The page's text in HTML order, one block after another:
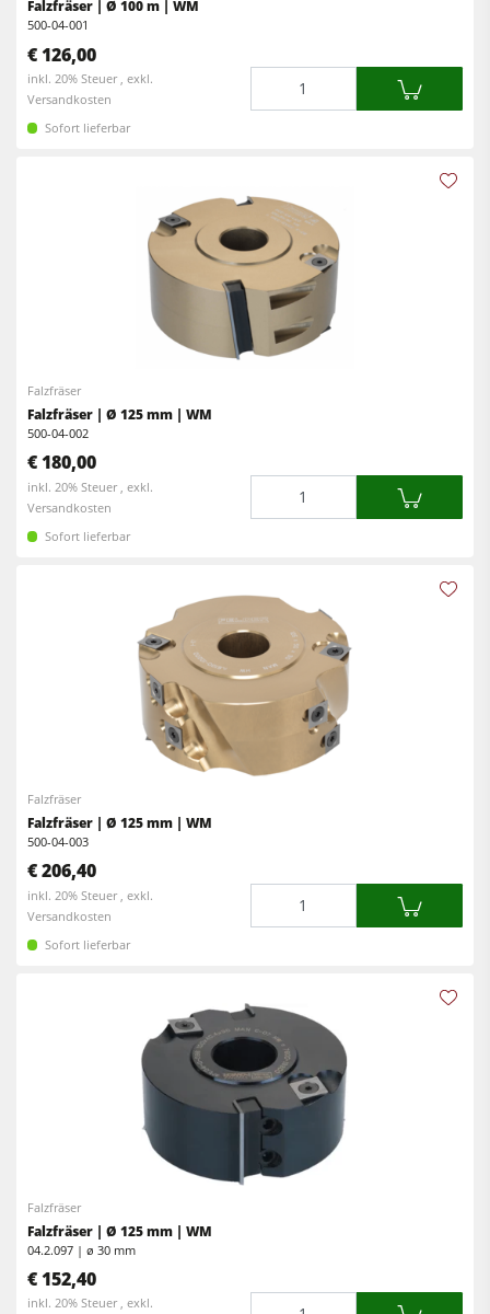
Druckbalkensägen & Plattenaufteilsägen
Rohluftabsauggeräte
Reinluftabsauggeräte & Entstauber
Vorschubapparate
Werkstattausrüstung
F4Solutions Software
Automatisierung & Materialhandling
Projektmanagement
Bandsägen
Bohrmaschinen
Druckbalkensägen & Plattenaufteilsägen
Vorschubapparate
Falzfräser | Ø 100 m | WM
500-04-001
€ 126,00
inkl. 20% Steuer , exkl.
Versandkosten
Sofort lieferbar
Falzfräser
Falzfräser | Ø 125 mm | WM
500-04-002
€ 180,00
inkl. 20% Steuer , exkl.
Versandkosten
Sofort lieferbar
Falzfräser
Falzfräser | Ø 125 mm | WM
500-04-003
€ 206,40
inkl. 20% Steuer , exkl.
Versandkosten
Sofort lieferbar
Falzfräser
Falzfräser | Ø 125 mm | WM
04.2.097 | ø 30 mm
€ 152,40
inkl. 20% Steuer , exkl.